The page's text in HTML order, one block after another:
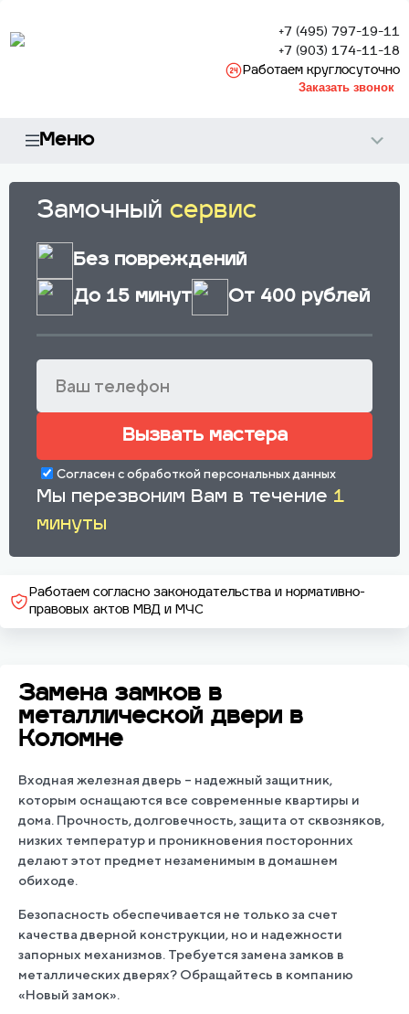
+7 (495) 797-19-11
+7 (903) 174-11-18
Работаем круглосуточно
Заказать звонок
Меню
Замочный сервис
Без повреждений
До 15 минут
От 400 рублей
Мы перезвоним Вам в течение 1
минуты
Вызвать мастера
Согласен с обработкой персональных данных
Работаем согласно законодательства и нормативно-
правовых актов МВД и МЧС
Замена замков в
металлической двери в
Коломне
Входная железная дверь – надежный защитник,
которым оснащаются все современные квартиры и
дома. Прочность, долговечность, защита от сквозняков,
низких температур и проникновения посторонних
делают этот предмет незаменимым в домашнем
обиходе.
Безопасность обеспечивается не только за счет
качества дверной конструкции, но и надежности
запорных механизмов. Требуется замена замков в
металлических дверях? Обращайтесь в компанию
«Новый замок».